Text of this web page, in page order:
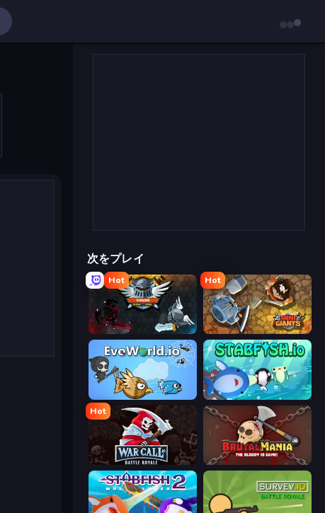
次をプレイ
Hot
EvoWars.io
Hot
MiniGiants.io
Stabfish.io
Hot
WarCall.io BrutalMania.io (Brutal Mania)